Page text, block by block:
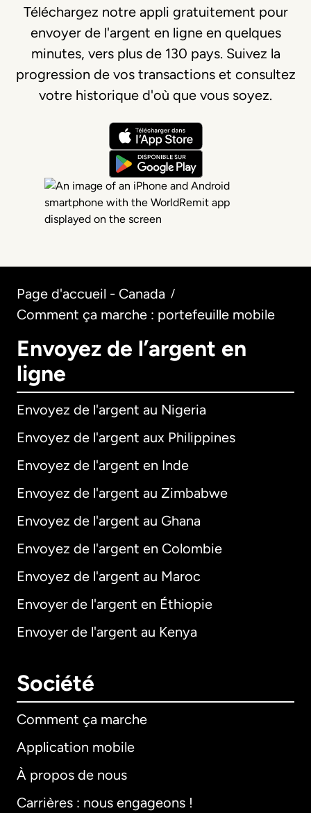
Téléchargez notre appli gratuitement pour
envoyer de l'argent en ligne en quelques
minutes, vers plus de 130 pays. Suivez la
progression de vos transactions et consultez
votre historique d'où que vous soyez.
Page d'accueil - Canada /
Comment ça marche : portefeuille mobile
Envoyez de l’argent en
ligne
Envoyez de l'argent au Nigeria
Envoyez de l'argent aux Philippines
Envoyez de l'argent en Inde
Envoyez de l'argent au Zimbabwe
Envoyez de l'argent au Ghana
Envoyez de l'argent en Colombie
Envoyez de l'argent au Maroc
Envoyer de l'argent en Éthiopie
Envoyer de l'argent au Kenya
Société
Comment ça marche
Application mobile
À propos de nous
Carrières : nous engageons !